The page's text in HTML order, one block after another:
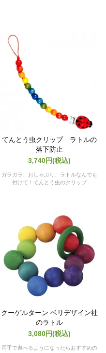
てんとう虫クリップ ラトルの
落下防止
3,740円(税込)
ガラガラ、おしゃぶり、ラトルなんでも
付けて！てんとう虫のクリップ
クーゲルターン ベリデザイン社
のラトル
3,080円(税込)
両手で遊べるようになったらおすすめの